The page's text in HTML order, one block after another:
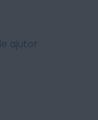
ajutor